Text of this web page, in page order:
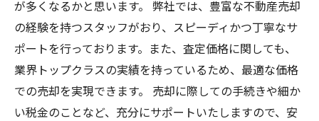
が多くなるかと思います。 弊社では、豊富な不動産売却
の経験を持つスタッフがおり、スピーディかつ丁寧なサ
ポートを行っております。また、査定価格に関しても、
業界トップクラスの実績を持っているため、最適な価格
での売却を実現できます。 売却に際しての手続きや細か
い税金のことなど、充分にサポートいたしますので、安